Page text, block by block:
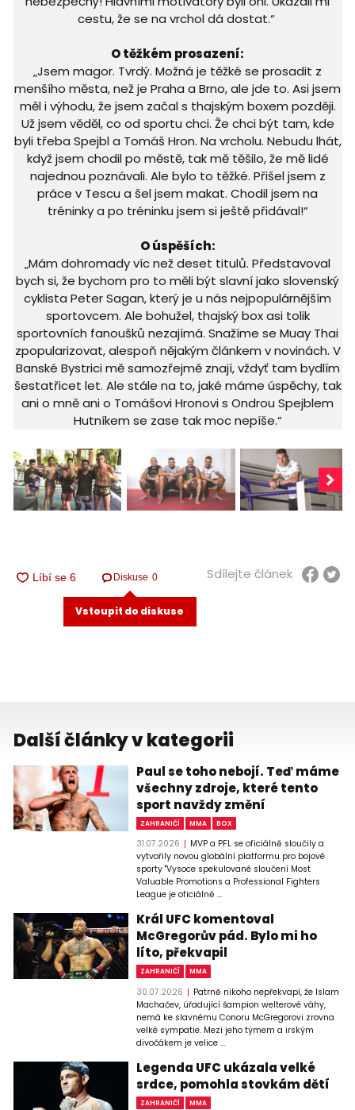
cestu, že se na vrchol dá dostat.“
O těžkém prosazení:
„Jsem magor. Tvrdý. Možná je těžké se prosadit z
menšího města, než je Praha a Brno, ale jde to. Asi jsem
měl i výhodu, že jsem začal s thajským boxem později.
Už jsem věděl, co od sportu chci. Že chci být tam, kde
byli třeba Spejbl a Tomáš Hron. Na vrcholu. Nebudu lhát,
když jsem chodil po městě, tak mě těšilo, že mě lidé
najednou poznávali. Ale bylo to těžké. Přišel jsem z
práce v Tescu a šel jsem makat. Chodil jsem na
tréninky a po tréninku jsem si ještě přidával!“
O úspěších:
„Mám dohromady víc než deset titulů. Představoval
bych si, že bychom pro to měli být slavní jako slovenský
cyklista Peter Sagan, který je u nás nejpopulárnějším
sportovcem. Ale bohužel, thajský box asi tolik
sportovních fanoušků nezajímá. Snažíme se Muay Thai
zpopularizovat, alespoň nějakým článkem v novinách. V
Banské Bystrici mě samozřejmě znají, vždyť tam bydlím
šestatřicet let. Ale stále na to, jaké máme úspěchy, tak
ani o mně ani o Tomášovi Hronovi s Ondrou Spejblem
Hutníkem se zase tak moc nepíše.“
Diskuse 0
Vstoupit do diskuse
Sdílejte článek
Další články v kategorii
Paul se toho nebojí. Teď máme
všechny zdroje, které tento
sport navždy změní
ZAHRANIČÍ MMA BOX
31.07.2026
MVP a PFL se oficiálně sloučily a
vytvořily novou globální platformu pro bojové
sporty "Vysoce spekulované sloučení Most
Valuable Promotions a Professional Fighters
League je oficiálně ...
Král UFC komentoval
McGregorův pád. Bylo mi ho
líto, překvapil
ZAHRANIČÍ MMA
30.07.2026
Patrně nikoho nepřekvapí, že Islam
Machačev, úřadující šampion welterové váhy,
nemá ke slavnému Conoru McGregorovi zrovna
velké sympatie. Mezi jeho týmem a irským
divočákem je velice ...
Legenda UFC ukázala velké
srdce, pomohla stovkám dětí
ZAHRANIČÍ MMA